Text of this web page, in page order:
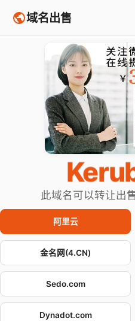
域名出售
此域名可以转让出
阿里云
金名网(4.CN)
Sedo.com
Dynadot.com